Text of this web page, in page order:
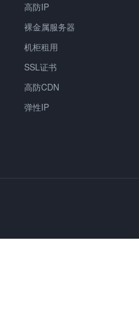
高防IP
裸金属服务器
机柜租用
SSL证书
高防CDN
弹性IP